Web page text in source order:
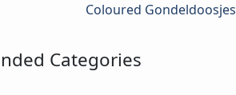
Coloured Gondeldoosjes
Categories